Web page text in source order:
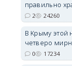
правильно
2 24260
В Крыму этой
четверо
0 17234